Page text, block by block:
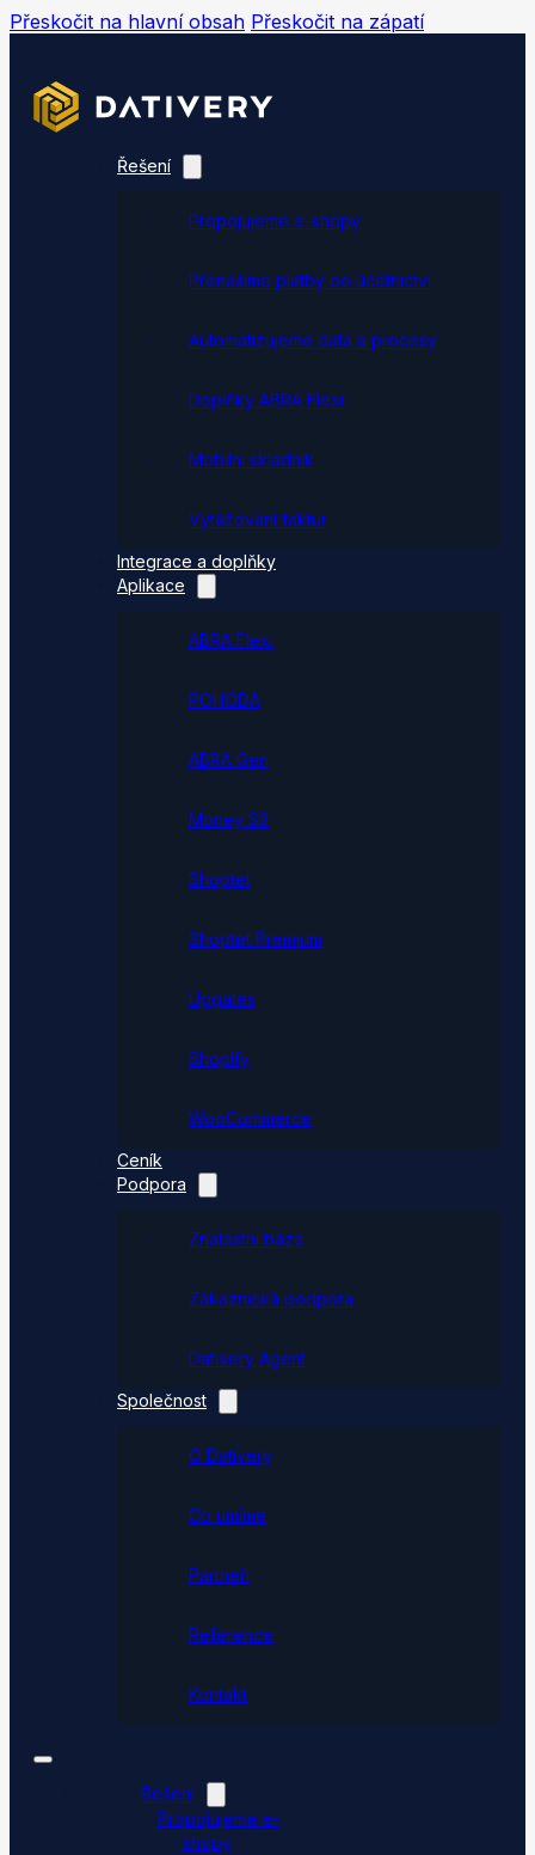
Přeskočit na hlavní obsah Přeskočit na zápatí
Řešení
Propojujeme e-shopy
Přenášíme platby do účetnictví
Automatizujeme data a procesy
Doplňky ABRA Flexi
Mobilní skladník
Vytěžování faktur
Integrace a doplňky
Aplikace
ABRA Flexi
POHODA
ABRA Gen
Money S3
Shoptet
Shoptet Premium
Upgates
Shopify
WooCommerce
Ceník
Podpora
Znalostní báze
Zákaznická podpora
Dativery Agent
Společnost
O Dativery
Co umíme
Partneři
Reference
Kontakt
Řešení
Propojujeme e-
shopy